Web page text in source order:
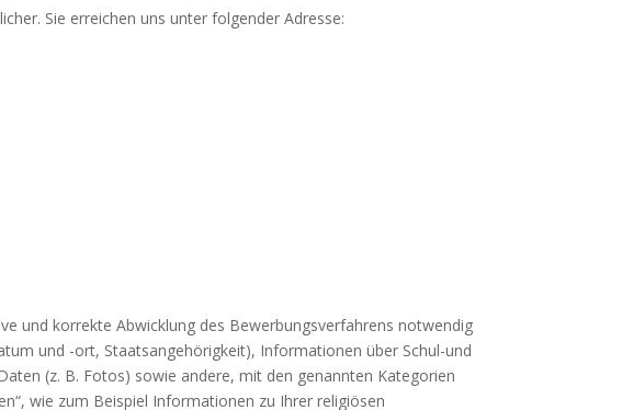
Sie erreichen uns unter folgender Adresse:
und korrekte Abwicklung des Bewer­bungsverfahrens notwendig
und -ort, Staatsangehörigkeit), Informationen über Schul-und
(z. B. Fotos) sowie andere, mit den genannten Kategorien
wie zum Beispiel Informationen zu Ihrer religiösen